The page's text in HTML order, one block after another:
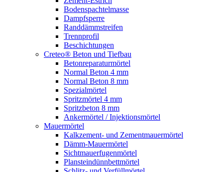
Bodenspachtelmasse
Dampfsperre
Randdämmstreifen
Trennprofil
Beschichtungen
Creteo® Beton und Tiefbau
Betonreparaturmörtel
Normal Beton 4 mm
Normal Beton 8 mm
Spezialmörtel
Spritzmörtel 4 mm
Spritzbeton 8 mm
Ankermörtel / Injektionsmörtel
Mauermörtel
Kalkzement- und Zementmauermörtel
Dämm-Mauermörtel
Sichtmauerfugenmörtel
Plansteindünnbettmörtel